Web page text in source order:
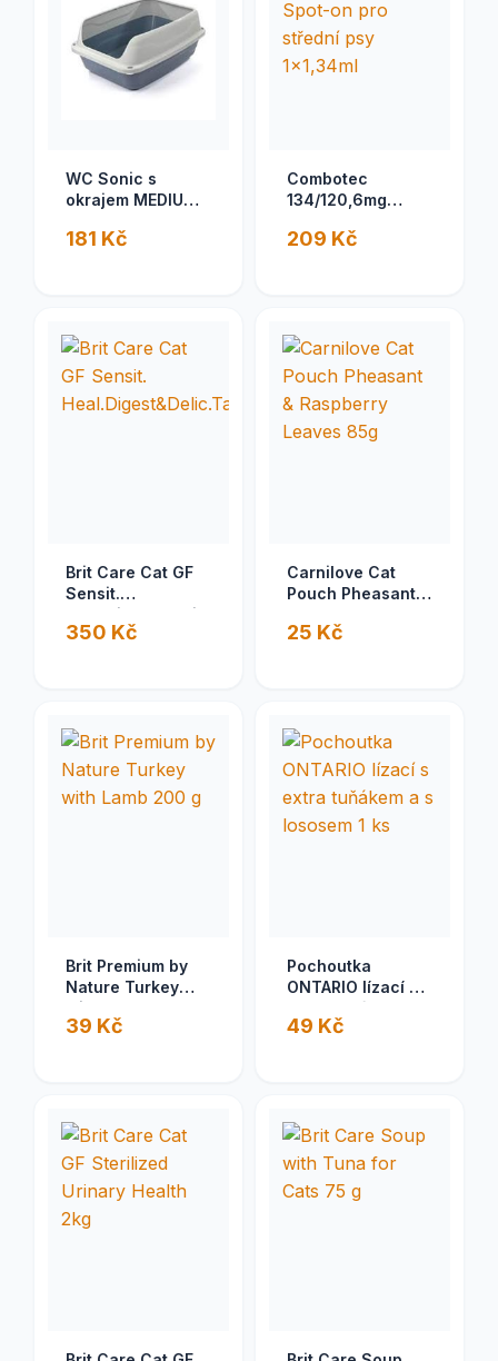
WC Sonic s
okrajem MEDIUM
cm
181 Kč
Combotec
134/120,6mg
střední psy
209 Kč
Brit Care Cat GF
Sensit.
Heal.Digest&Delic.Taste2kg
350 Kč
Carnilove Cat
Pouch Pheasant &
85g
25 Kč
Brit Premium by
Nature Turkey
with Lamb 200 g
39 Kč
Pochoutka
ONTARIO lízací s
extra tuňákem a s
lososem 1 ks
49 Kč